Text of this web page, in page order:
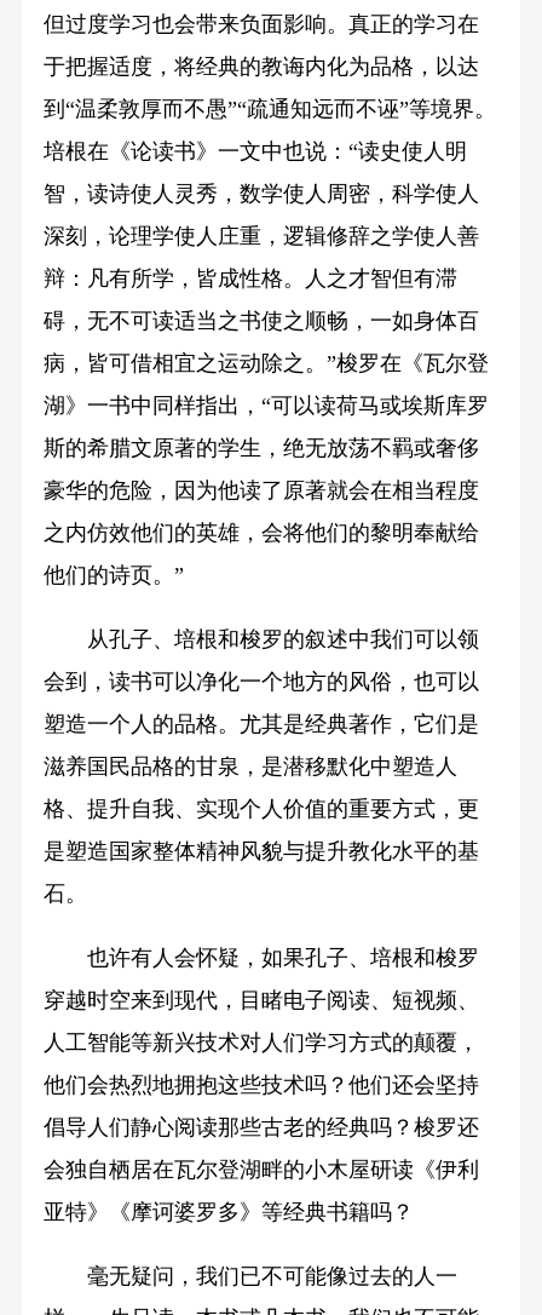
但过度学习也会带来负面影响。真正的学习在
于把握适度，将经典的教诲内化为品格，以达
到“温柔敦厚而不愚”“疏通知远而不诬”等境界。
培根在《论读书》一文中也说：“读史使人明
智，读诗使人灵秀，数学使人周密，科学使人
深刻，论理学使人庄重，逻辑修辞之学使人善
辩：凡有所学，皆成性格。人之才智但有滞
碍，无不可读适当之书使之顺畅，一如身体百
病，皆可借相宜之运动除之。”梭罗在《瓦尔登
湖》一书中同样指出，“可以读荷马或埃斯库罗
斯的希腊文原著的学生，绝无放荡不羁或奢侈
豪华的危险，因为他读了原著就会在相当程度
之内仿效他们的英雄，会将他们的黎明奉献给
他们的诗页。”
从孔子、培根和梭罗的叙述中我们可以领
会到，读书可以净化一个地方的风俗，也可以
塑造一个人的品格。尤其是经典著作，它们是
滋养国民品格的甘泉，是潜移默化中塑造人
格、提升自我、实现个人价值的重要方式，更
是塑造国家整体精神风貌与提升教化水平的基
石。
也许有人会怀疑，如果孔子、培根和梭罗
穿越时空来到现代，目睹电子阅读、短视频、
人工智能等新兴技术对人们学习方式的颠覆，
他们会热烈地拥抱这些技术吗？他们还会坚持
倡导人们静心阅读那些古老的经典吗？梭罗还
会独自栖居在瓦尔登湖畔的小木屋研读《伊利
亚特》《摩诃婆罗多》等经典书籍吗？
毫无疑问，我们已不可能像过去的人一